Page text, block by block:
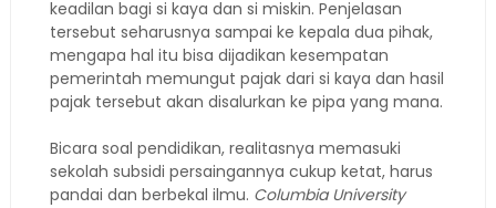
keadilan bagi si kaya dan si miskin. Penjelasan
tersebut seharusnya sampai ke kepala dua pihak,
mengapa hal itu bisa dijadikan kesempatan
pemerintah memungut pajak dari si kaya dan hasil
pajak tersebut akan disalurkan ke pipa yang mana.
Bicara soal pendidikan, realitasnya memasuki
sekolah subsidi persaingannya cukup ketat, harus
pandai dan berbekal ilmu. Columbia University